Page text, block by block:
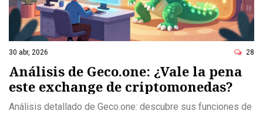
30 abr, 2026 28
Análisis de Geco.one: ¿Vale la pena
este exchange de criptomonedas?
Análisis detallado de Geco.one: descubre sus funciones de